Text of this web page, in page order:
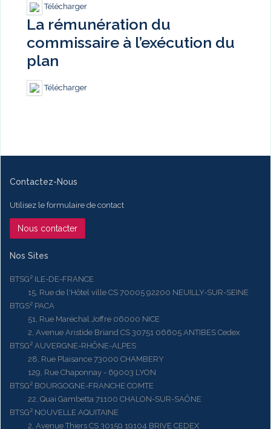
Télécharger
La rémunération du
commissaire à l’exécution du
plan
Télécharger
Contactez-Nous
Utilisez le formulaire de contact
Nous contacter
Nos Sites
BTSG² ILE-DE-FRANCE
15, Rue de l'Hôtel ville CS 70005 92200 NEUILLY-SUR-SEINE
BTGS² PACA
51, Rue Maréchal Joffre 06000 NICE
2, Avenue Aristide Briand CS 30751 06605 ANTIBES Cedex
BTSG² AUVERGNE-RHÔNE-ALPES
28, Rue Plaisance 73000 CHAMBERY
129, Rue Chaponnay - 69003 LYON
BTSG² BOURGOGNE-FRANCHE COMTE
22, Quai Gambetta 71100 CHALON-SUR-SAÔNE
BTSG² NOUVELLE AQUITAINE
2, Avenue Thiers CS 30159 19104 BRIVE CEDEX